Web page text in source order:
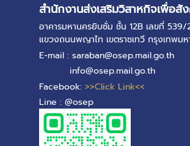
สำนักงานส่งเสริมวิสาหกิจเพื่อสั
อาคารมหานครยิบซั่ม ชั้น 12B เลขที่
แขวงถนนพญาไท เขตราชเทวี กรุงเทพม
E-mail : saraban@osep.mail.go.th
info@osep.mail.go.th
Facebook: >>Click Link<<
Line : @osep